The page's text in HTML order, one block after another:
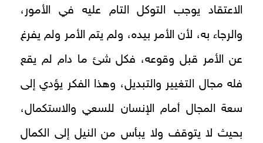
الاعتقاد يوجب التوكل التام عليه في الأمور،
والرجاء به، لأن الأمر بيده، ولم يتم الأمر ولم يفرغ
عن الأمر قبل وقوعه، فكل شئ ما دام لم يقع
فله مجال التغيير والتبديل، وهذا الفكر يؤدي إلى
سعة المجال أمام الإنسان للسعي والاستكمال،
بحيث لا يتوقف ولا يبأس من النيل إلى الكمال